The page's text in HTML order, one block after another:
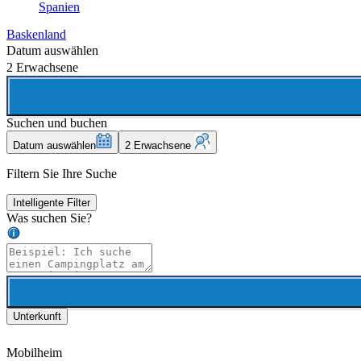
Spanien
Baskenland
Datum auswählen
2 Erwachsene
Suchen und buchen
Datum auswählen 2 Erwachsene
Filtern Sie Ihre Suche
Intelligente Filter
Was suchen Sie?
Unterkunft
Mobilheim